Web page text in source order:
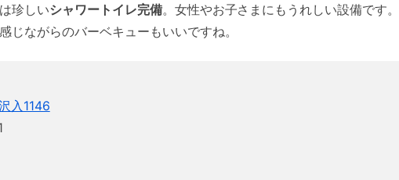
珍しいシャワートイレ完備。女性やお子さまにもうれしい設備です。
じながらのバーベキューもいいですね。
入1146